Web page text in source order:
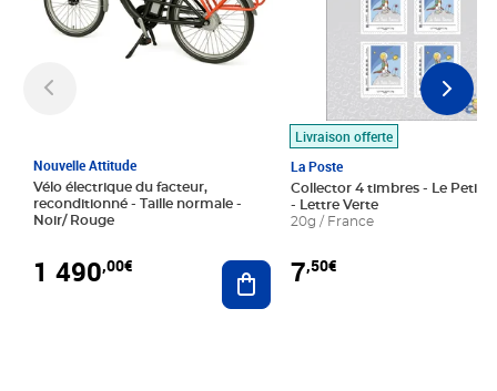
Nouvelle Attitude
Vélo électrique du facteur,
reconditionné - Taille normale -
Noir/ Rouge
1 490,00€ Ajouter au panier
Livraison offerte
La Poste
Collector 4 timbres - Le Petit
- Lettre Verte
20g / France
7,50€